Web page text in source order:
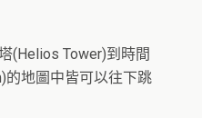
(Helios Tower)到時間
的地圖中皆可以往下跳